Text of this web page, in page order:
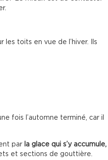
les toits en vue de l’hiver. Ils
fois l’automne terminé, car il
par la glace qui s’y accumule,
et sections de gouttière.